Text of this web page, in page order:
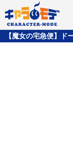
【魔女の宅急便】ド